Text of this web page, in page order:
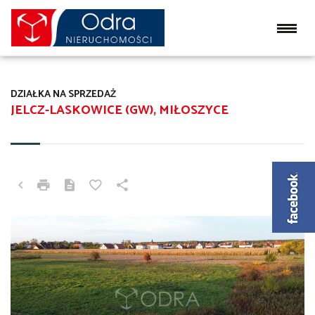
JELCZ-LASKOWICE (GW), MIŁOSZYCE
DZIAŁKA NA SPRZEDAŻ